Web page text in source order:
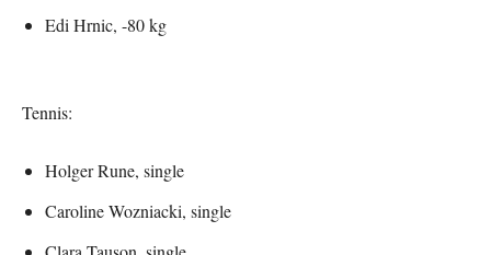
Edi Hrnic, -80 kg
Tennis:
Holger Rune, single
Caroline Wozniacki, single